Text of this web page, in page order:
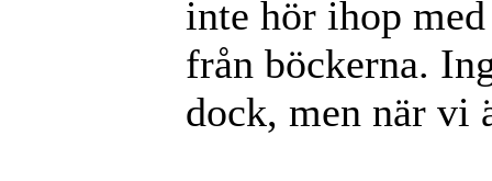
inte hör ihop
från böckerna.
dock, men när vi